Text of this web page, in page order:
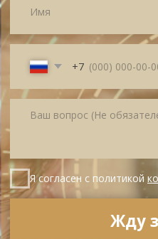
© All Right Reserved. 2025.
Политика
165504091303
ОГРНИП